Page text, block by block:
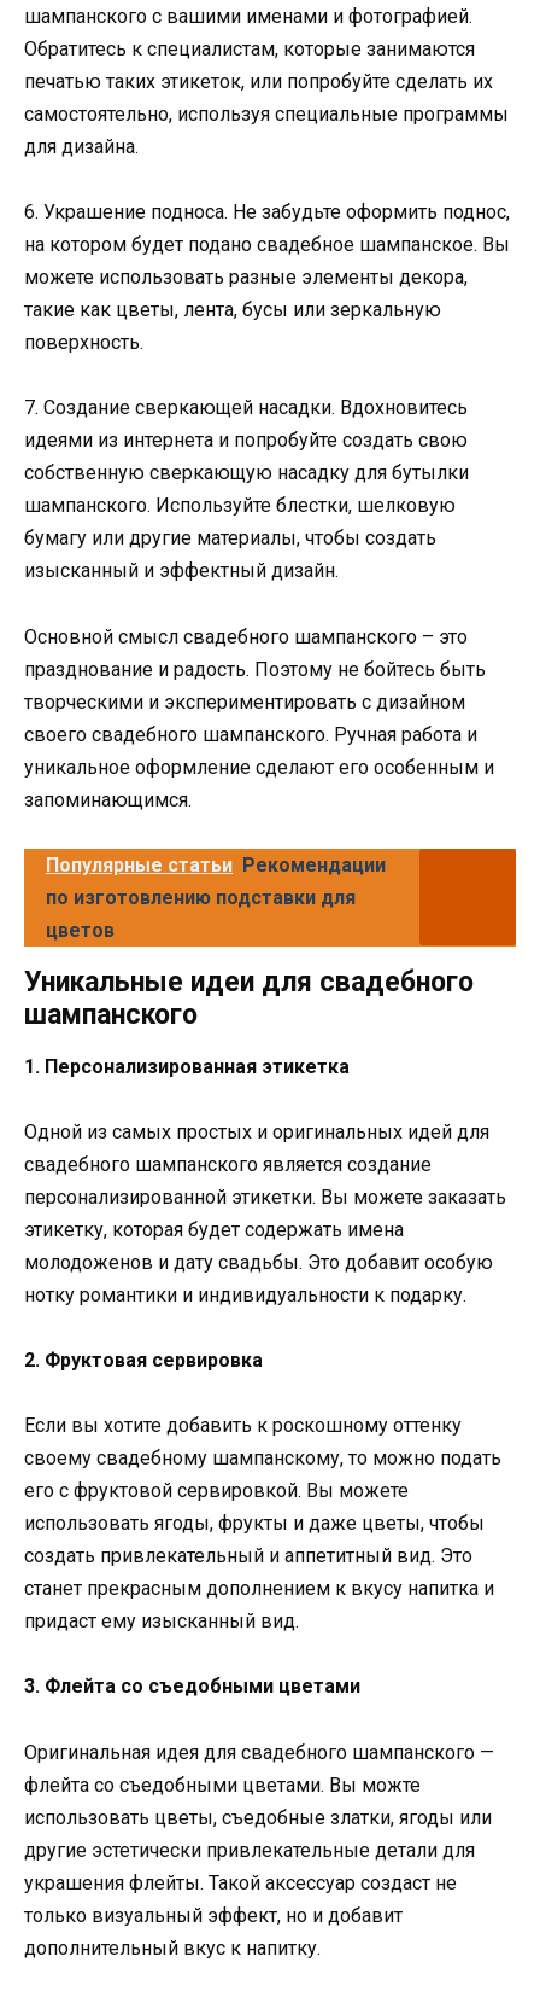
шампанского с вашими именами и фотографией.
Обратитесь к специалистам, которые занимаются
печатью таких этикеток, или попробуйте сделать их
самостоятельно, используя специальные программы
для дизайна.
6. Украшение подноса. Не забудьте оформить поднос,
на котором будет подано свадебное шампанское. Вы
можете использовать разные элементы декора,
такие как цветы, лента, бусы или зеркальную
поверхность.
7. Создание сверкающей насадки. Вдохновитесь
идеями из интернета и попробуйте создать свою
собственную сверкающую насадку для бутылки
шампанского. Используйте блестки, шелковую
бумагу или другие материалы, чтобы создать
изысканный и эффектный дизайн.
Основной смысл свадебного шампанского – это
празднование и радость. Поэтому не бойтесь быть
творческими и экспериментировать с дизайном
своего свадебного шампанского. Ручная работа и
уникальное оформление сделают его особенным и
запоминающимся.
Популярные статьи Рекомендации
по изготовлению подставки для
цветов
Уникальные идеи для свадебного
шампанского
1. Персонализированная этикетка
Одной из самых простых и оригинальных идей для
свадебного шампанского является создание
персонализированной этикетки. Вы можете заказать
этикетку, которая будет содержать имена
молодоженов и дату свадьбы. Это добавит особую
нотку романтики и индивидуальности к подарку.
2. Фруктовая сервировка
Если вы хотите добавить к роскошному оттенку
своему свадебному шампанскому, то можно подать
его с фруктовой сервировкой. Вы можете
использовать ягоды, фрукты и даже цветы, чтобы
создать привлекательный и аппетитный вид. Это
станет прекрасным дополнением к вкусу напитка и
придаст ему изысканный вид.
3. Флейта со съедобными цветами
Оригинальная идея для свадебного шампанского —
флейта со съедобными цветами. Вы можте
использовать цветы, съедобные златки, ягоды или
другие эстетически привлекательные детали для
украшения флейты. Такой аксессуар создаст не
только визуальный эффект, но и добавит
дополнительный вкус к напитку.